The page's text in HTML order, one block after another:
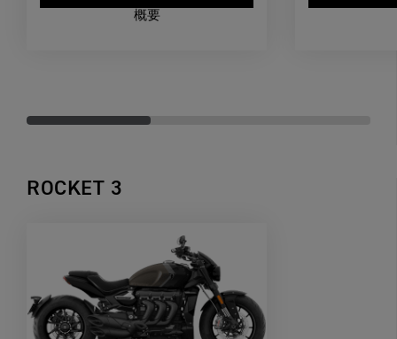
概要
ROCKET 3